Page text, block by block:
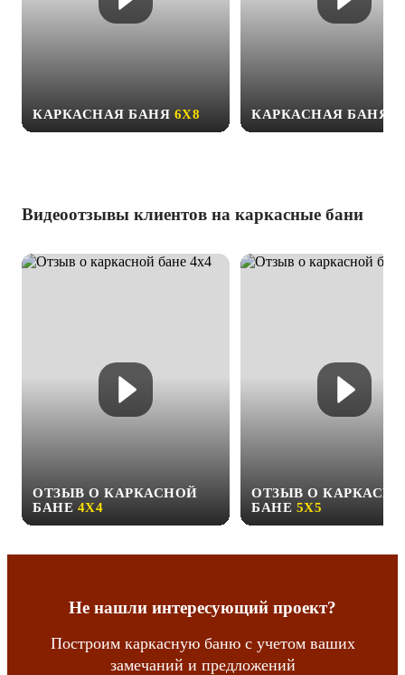
КАРКАСНАЯ БАНЯ 6Х8 КАРКАСНАЯ БАНЯ
Видеоотзывы клиентов на каркасные бани
ОТЗЫВ О КАРКАСНОЙ
БАНЕ 4Х4
ОТЗЫВ О
БАНЕ 5Х5
Не нашли интересующий проект?
Построим каркасную баню с учетом ваших
замечаний и предложений